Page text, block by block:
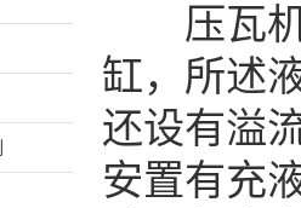
压瓦机
缸，所述
还设有溢
安置有充